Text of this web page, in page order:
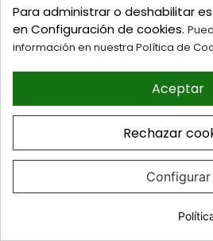
Hebilla de 6mm de
0,65 €
Envio
Para administrar o deshabilitar
en Configuración de cookies.
información en nuestra Política de
Aceptar
Rechazar
Configurar